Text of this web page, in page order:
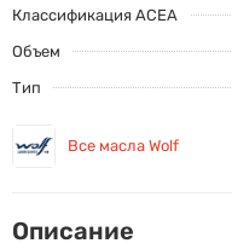
Классификация ACEA
Объем
Тип
Все масла Wolf
Описание